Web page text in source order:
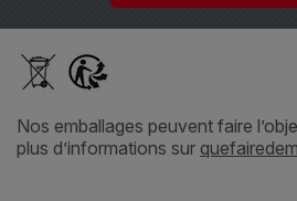
Nos emballages peuvent faire
plus d’informations sur